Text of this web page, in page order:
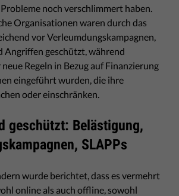
noch verschlimmert haben.
Organisationen waren durch das
vor Verleumdungskampagnen,
Angriffen geschützt, während
Regeln in Bezug auf Finanzierung
eingeführt wurden, die ihre
oder einschränken.
geschützt: Belästigung,
SLAPPs
wurde berichtet, dass es vermehrt
online als auch offline, sowohl